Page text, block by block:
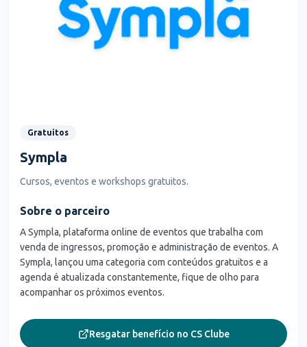
Gratuitos
Sympla
Cursos, eventos e workshops gratuitos.
Sobre o parceiro
A Sympla, plataforma online de eventos que trabalha com
venda de ingressos, promoção e administração de eventos. A
Sympla, lançou uma categoria com conteúdos gratuitos e a
agenda é atualizada constantemente, fique de olho para
acompanhar os próximos eventos.
Resgatar benefício no CS Clube